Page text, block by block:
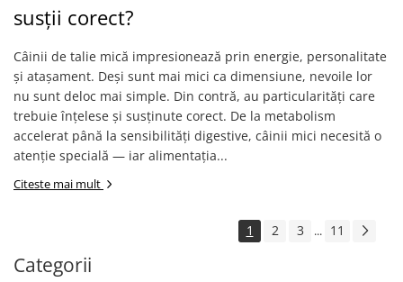
susții corect?
Câinii de talie mică impresionează prin energie, personalitate
și atașament. Deși sunt mai mici ca dimensiune, nevoile lor
nu sunt deloc mai simple. Din contră, au particularități care
trebuie înțelese și susținute corect. De la metabolism
accelerat până la sensibilități digestive, câinii mici necesită o
atenție specială — iar alimentația...
Citeste mai mult
1 2 3 ... 11
Categorii